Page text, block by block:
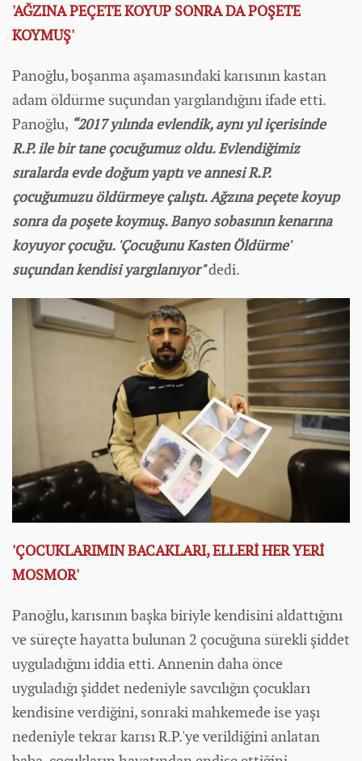
'AĞZINA PEÇETE KOYUP SONRA DA POŞETE
KOYMUŞ'
Panoğlu, boşanma aşamasındaki karısının kastan
adam öldürme suçundan yargılandığını ifade etti.
Panoğlu, “2017 yılında evlendik, aynı yıl içerisinde
R.P. ile bir tane çocuğumuz oldu. Evlendiğimiz
sıralarda evde doğum yaptı ve annesi R.P.
çocuğumuzu öldürmeye çalıştı. Ağzına peçete koyup
sonra da poşete koymuş. Banyo sobasının kenarına
koyuyor çocuğu. 'Çocuğunu Kasten Öldürme'
suçundan kendisi yargılanıyor"dedi.
'ÇOCUKLARIMIN BACAKLARI, ELLERİ HER YERİ
MOSMOR'
Panoğlu, karısının başka biriyle kendisini aldattığını
ve süreçte hayatta bulunan 2 çocuğuna sürekli şiddet
uyguladığını iddia etti. Annenin daha önce
uyguladığı şiddet nedeniyle savcılığın çocukları
kendisine verdiğini, sonraki mahkemede ise yaşı
nedeniyle tekrar karısı R.P.'ye verildiğini anlatan